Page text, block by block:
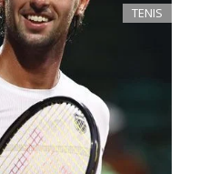
TENIS